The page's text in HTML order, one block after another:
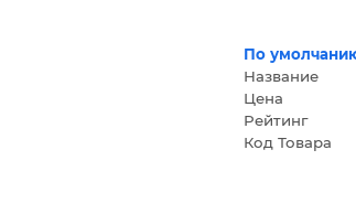
По
Название
Цена
Рейтинг
Код Товара